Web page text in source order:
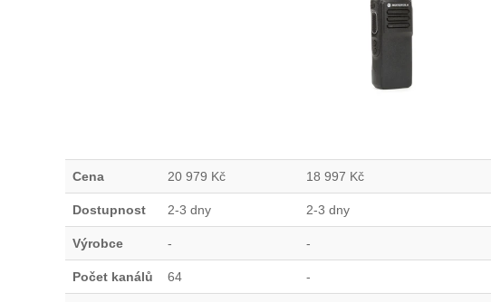
Cena 20 979 Kč 18 997 Kč
Dostupnost 2-3 dny 2-3 dny
Výrobce - -
Počet kanálů 64 -